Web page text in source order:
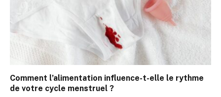
Comment l’alimentation influence-t-elle le rythme
de votre cycle menstruel ?